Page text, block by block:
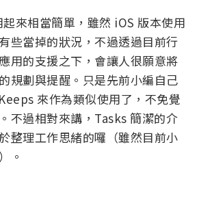
來相當簡單，雖然 iOS 版本使用
些當掉的狀況，不過透過目前行
用的支援之下，會讓人很願意將
規劃與提醒。只是先前小編自己
來作為類似使用了，不免覺
不過相對來講，Tasks 簡潔的介
整理工作思緒的囉（雖然目前小
。